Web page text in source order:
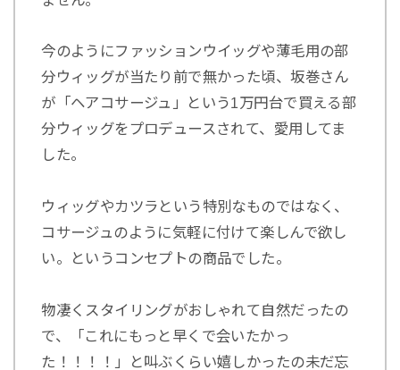
今のようにファッションウイッグや薄毛用の部
分ウィッグが当たり前で無かった頃、坂巻さん
が「ヘアコサージュ」という1万円台で買える部
分ウィッグをプロデュースされて、愛用してま
した。
ウィッグやカツラという特別なものではなく、
コサージュのように気軽に付けて楽しんで欲し
い。というコンセプトの商品でした。
物凄くスタイリングがおしゃれて自然だったの
で、「これにもっと早くで会いたかっ
た！！！！」と叫ぶくらい嬉しかったの未だ忘